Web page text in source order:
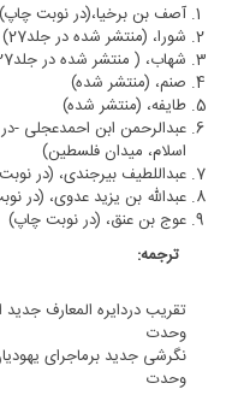
آصف بن برخیا،(در نوبت چاپ)
شورا، (منتشر شده در جلد27)
شهاب، ( منتشر شده در جلد27)
صنم، (منتشر شده)
طایفه، (منتشر شده)
عبدالرحمن ابن احمدعجلی -در
اسلام، میدان فلسطین)
عبداللطیف بیرجندی، (در
عبدالله بن یزید عدوی، (در
عوج بن عنق، (در نوبت چاپ)
وحدت
وحدت